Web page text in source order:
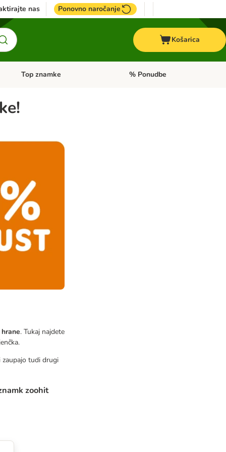
nas Ponovno naročanje
Košarica
Odprite meni kategorij: Dietna hrana
Top znamke Odprite meni kategorij: Top
% Ponudbe
. Tukaj najdete
tudi drugi
zoohit